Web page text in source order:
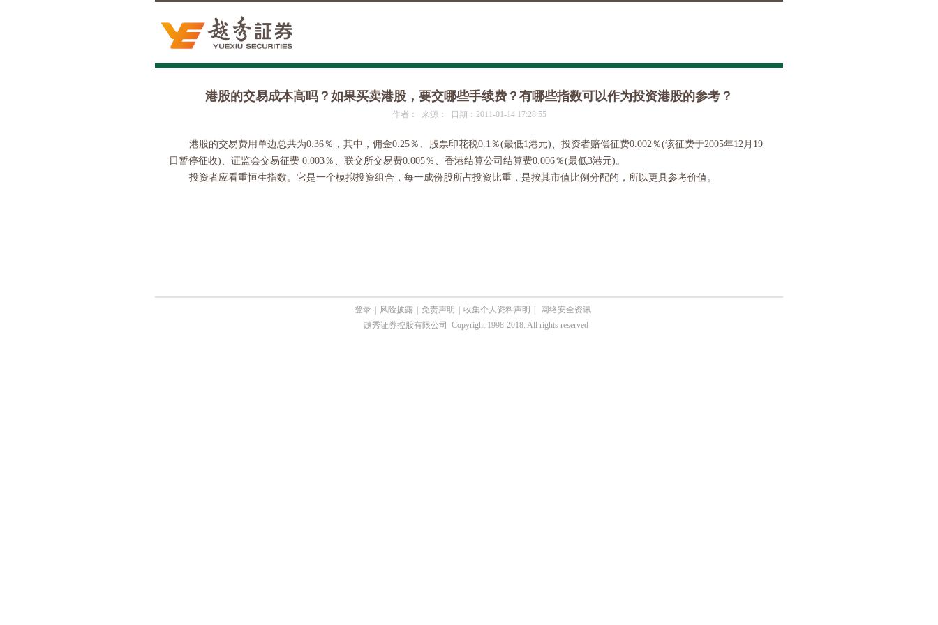
港股的交易成本高吗？如果买卖港股，要交哪些手续费？有哪些指数可以作为投资港股的参考？
作者： 来源： 日期：2011-01-14 17:28:55
港股的交易费用单边总共为0.36％，其中，佣金0.25％、股票印花税0.1％(最低1港元)、投资者赔偿征费0.002％(该征费于2005年12月19
日暂停征收)、证监会交易征费 0.003％、联交所交易费0.005％、香港结算公司结算费0.006％(最低3港元)。
投资者应看重恒生指数。它是一个模拟投资组合，每一成份股所占投资比重，是按其市值比例分配的，所以更具参考价值。
登录 风险披露 免责声明 收集个人资料声明
网络安全资讯
越秀证券控股有限公司 Copyright 1998-2018. All rights reserved